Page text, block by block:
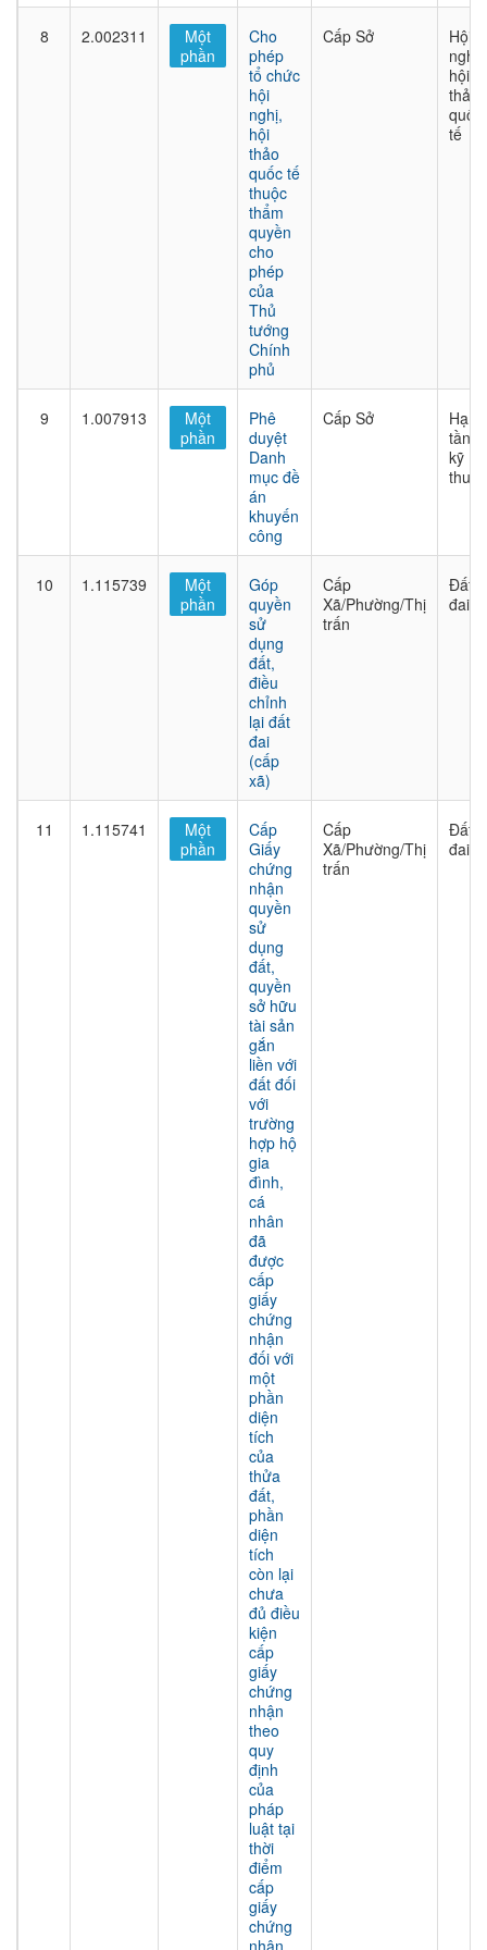
8 2.002311
Một
phần
Cho
phép
tổ chức
hội
nghị,
hội
thảo
quốc tế
thuộc
thẩm
quyền
cho
phép
của
Thủ
tướng
Chính
phủ
Cấp Sở
Hội
nghị,
hội
thảo
quốc
tế
9 1.007913
Một
phần
Phê
duyệt
Danh
mục đề
án
khuyến
công
Cấp Sở
Hạ
tầng
kỹ
thuật
10 1.115739
Một
phần
Góp
quyền
sử
dụng
đất,
điều
chỉnh
lại đất
đai
(cấp
xã)
Cấp
Xã/Phường/Thị
trấn
Đất
đai
11 1.115741
Một
phần
Cấp
Giấy
chứng
nhận
quyền
sử
dụng
đất,
quyền
sở hữu
tài sản
gắn
liền với
đất đối
với
trường
hợp hộ
gia
đình,
cá
nhân
đã
được
cấp
giấy
chứng
nhận
đối với
một
phần
diện
tích
của
thửa
đất,
phần
diện
tích
còn lại
chưa
đủ điều
kiện
cấp
giấy
chứng
nhận
theo
quy
định
của
pháp
luật tại
thời
điểm
cấp
giấy
chứng
nhận
Cấp
Xã/Phường/Thị
trấn
Đất
đai